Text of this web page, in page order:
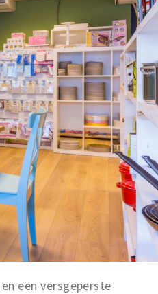
een versgeperste